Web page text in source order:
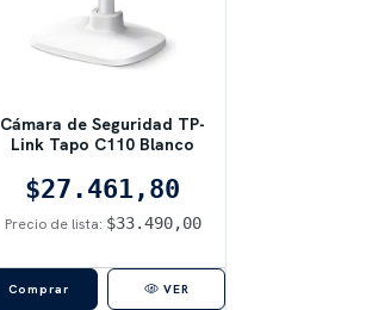
Cámara de Seguridad TP-
Link Tapo C110 Blanco
$27.461,80
Precio de lista: $33.490,00
VER